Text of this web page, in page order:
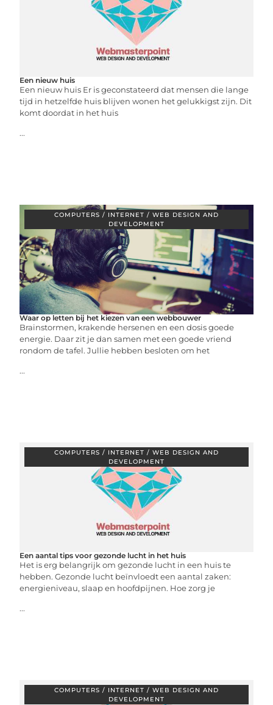
Een nieuw huis
Een nieuw huis Er is geconstateerd dat mensen die lange
tijd in hetzelfde huis blijven wonen het gelukkigst zijn. Dit
komt doordat in het huis
...
COMPUTERS / INTERNET / WEB DESIGN AND
DEVELOPMENT
Waar op letten bij het kiezen van een webbouwer
Brainstormen, krakende hersenen en een dosis goede
energie. Daar zit je dan samen met een goede vriend
rondom de tafel. Jullie hebben besloten om het
...
COMPUTERS / INTERNET / WEB DESIGN AND
DEVELOPMENT
Een aantal tips voor gezonde lucht in het huis
Het is erg belangrijk om gezonde lucht in een huis te
hebben. Gezonde lucht beïnvloedt een aantal zaken:
energieniveau, slaap en hoofdpijnen. Hoe zorg je
...
COMPUTERS / INTERNET / WEB DESIGN AND
DEVELOPMENT